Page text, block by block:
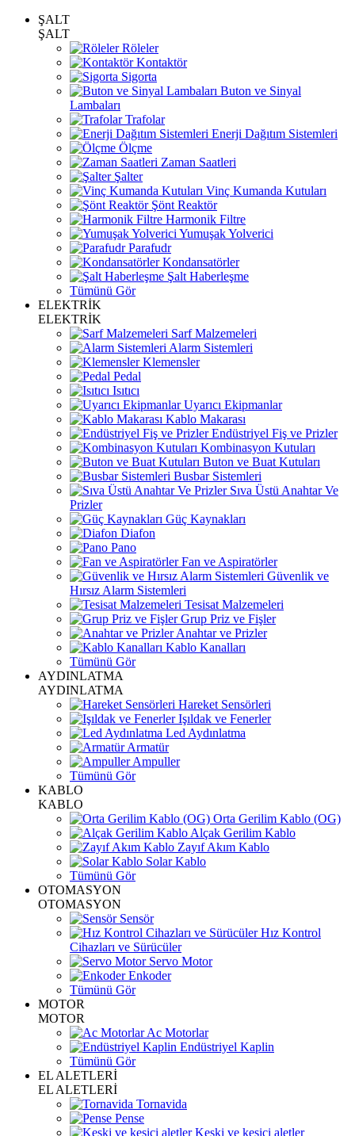
ŞALT
ŞALT
Röleler
Kontaktör
Sigorta
Buton ve Sinyal
Lambaları
Trafolar
Enerji Dağıtım Sistemleri
Ölçme
Zaman Saatleri
Şalter
Vinç Kumanda Kutuları
Şönt Reaktör
Harmonik Filtre
Yumuşak Yolverici
Parafudr
Kondansatörler
Şalt Haberleşme
Tümünü Gör
ELEKTRİK
ELEKTRİK
Sarf Malzemeleri
Alarm Sistemleri
Klemensler
Pedal
Isıtıcı
Uyarıcı Ekipmanlar
Kablo Makarası
Endüstriyel Fiş ve Prizler
Kombinasyon Kutuları
Buton ve Buat Kutuları
Busbar Sistemleri
Sıva Üstü Anahtar Ve
Prizler
Güç Kaynakları
Diafon
Pano
Fan ve Aspiratörler
Güvenlik ve
Hırsız Alarm Sistemleri
Tesisat Malzemeleri
Grup Priz ve Fişler
Anahtar ve Prizler
Kablo Kanalları
Tümünü Gör
AYDINLATMA
AYDINLATMA
Hareket Sensörleri
Işıldak ve Fenerler
Led Aydınlatma
Armatür
Ampuller
Tümünü Gör
KABLO
KABLO
Orta Gerilim Kablo (OG)
Alçak Gerilim Kablo
Zayıf Akım Kablo
Solar Kablo
Tümünü Gör
OTOMASYON
OTOMASYON
Sensör
Hız Kontrol
Cihazları ve Sürücüler
Servo Motor
Enkoder
Tümünü Gör
MOTOR
MOTOR
Ac Motorlar
Endüstriyel Kaplin
Tümünü Gör
EL ALETLERİ
EL ALETLERİ
Tornavida
Pense
Keski ve kesici aletler